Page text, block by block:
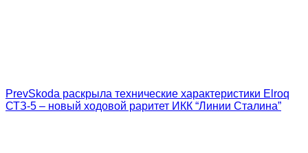
PrevSkoda раскрыла технические характеристики Elroq
СТЗ-5 – новый ходовой раритет ИКК “Линии Сталина”